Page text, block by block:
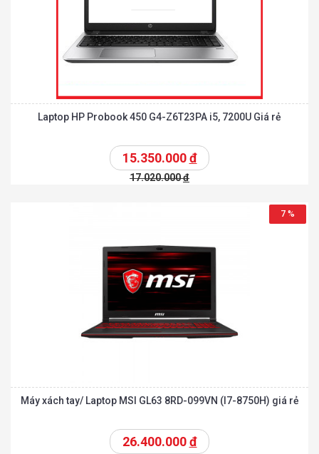
Laptop HP Probook 450 G4-Z6T23PA i5, 7200U Giá rẻ
15.350.000đ
17.020.000đ
7 %
Máy xách tay/ Laptop MSI GL63 8RD-099VN (I7-8750H) giá rẻ
26.400.000đ